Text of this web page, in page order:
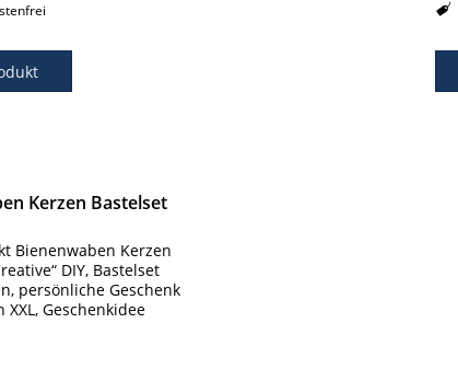
Kerzen Bastelset
Bienenwaben Kerzen
DIY, Bastelset
persönliche Geschenk
Geschenkidee
(Wabenplatten)
zum selbst